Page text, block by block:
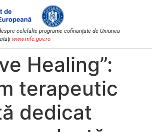
celelalte programe cofinanțate de Uniunea
www.mfe.gov.ro
Healing”:
terapeutic
dedicat